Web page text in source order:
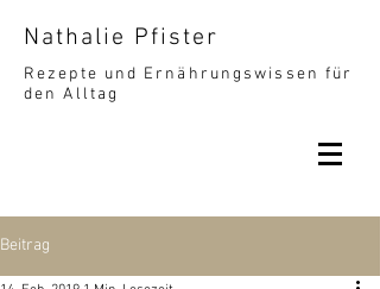
Nathalie Pfister
Rezepte und Ernährungswissen für
den Alltag
Beitrag